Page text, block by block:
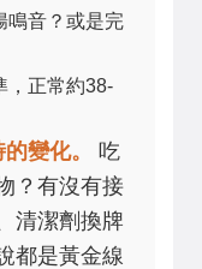
鳴音？或是完
，正常約38-
變化。
吃
？有沒有接
清潔劑換牌
都是黃金線